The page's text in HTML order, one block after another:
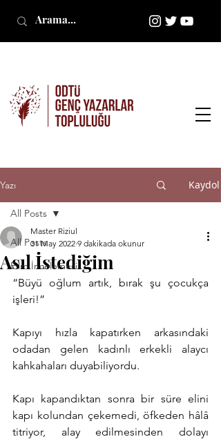
Yazı Kaydol
All Posts
Film İncelemesi
All Posts
Asıl İstediğim
Master Riziul
31 May 2022 9 dakikada okunur
“Büyü oğlum artık, bırak şu çocukça
işleri!”
Kapıyı hızla kapatırken arkasındaki
odadan gelen kadınlı erkekli alaycı
kahkahaları duyabiliyordu.
Kapı kapandıktan sonra bir süre elini
kapı kolundan çekemedi, öfkeden hâlâ
titriyor, alay edilmesinden dolayı